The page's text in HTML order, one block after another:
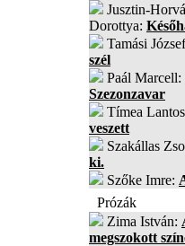
Jusztin-
Dorottya:
Tamási
szél
Paál Marcell:
Szezonzavar
Tímea
veszett
Szakállas
ki.
Szőke Imre:
Prózák
Zima István:
megszokott